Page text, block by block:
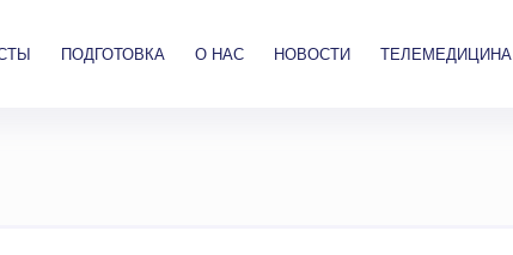
ПОДГОТОВКА О НАС НОВОСТИ ТЕЛЕМЕДИЦИНА